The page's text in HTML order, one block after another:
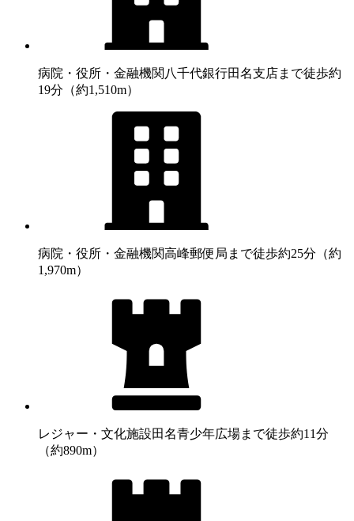
病院・役所・金融機関 八千代銀行田名支店まで徒歩約
19分（約1,510m）
病院・役所・金融機関高峰郵便局まで徒歩約25分（約
1,970m）
レジャー・文化施設田名青少年広場まで徒歩約11分
（約890m）